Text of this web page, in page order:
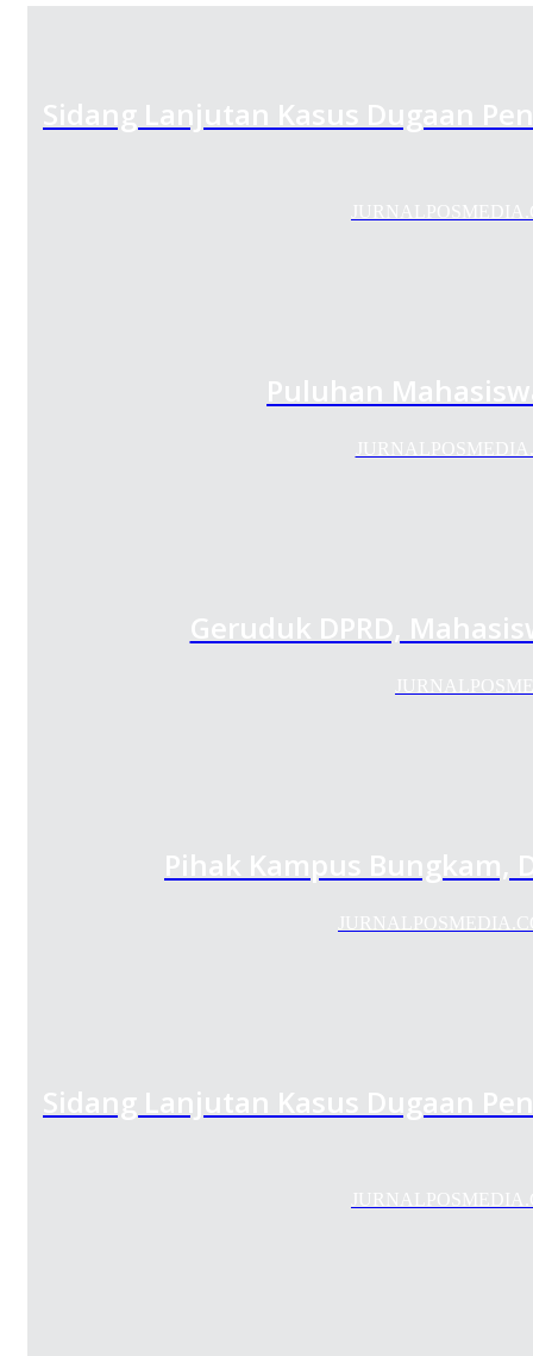
Sidang Lanjutan Kasus Dugaan
Puluhan
Geruduk DPRD,
Pihak Kampus Bungkam,
Sidang Lanjutan Kasus Dugaan